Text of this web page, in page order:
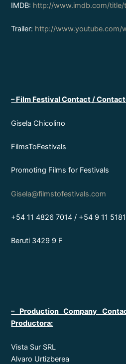
IMDB: http://www.imdb.com/
Trailer: http://www.youtube.com/
– Film Festival Contact /
Gisela Chicolino
FilmsToFestivals
Promoting Films for Festivals
Gisela@filmstofestivals.com
+54 11 4826 7014 / +54 9 11
Beruti 3429 9 F
– Production Company
Productora:
Vista Sur SRL
Alvaro Urtizberea